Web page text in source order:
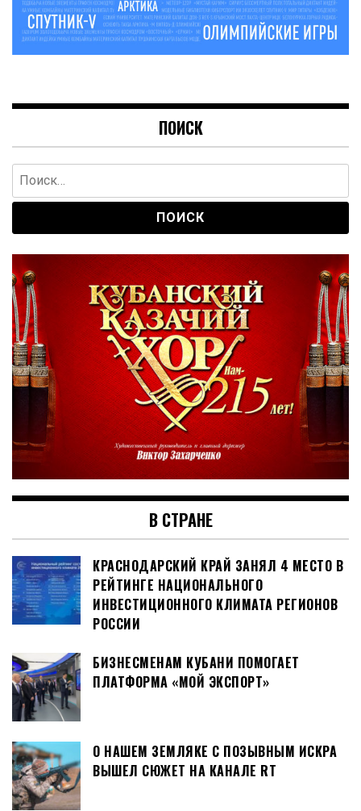
ПОИСК
Найти:
В СТРАНЕ
КРАСНОДАРСКИЙ КРАЙ ЗАНЯЛ 4 МЕСТО В
РЕЙТИНГЕ НАЦИОНАЛЬНОГО
ИНВЕСТИЦИОННОГО КЛИМАТА РЕГИОНОВ
РОССИИ
БИЗНЕСМЕНАМ КУБАНИ ПОМОГАЕТ
ПЛАТФОРМА «МОЙ ЭКСПОРТ»
О НАШЕМ ЗЕМЛЯКЕ С ПОЗЫВНЫМ ИСКРА
ВЫШЕЛ СЮЖЕТ НА КАНАЛЕ RT